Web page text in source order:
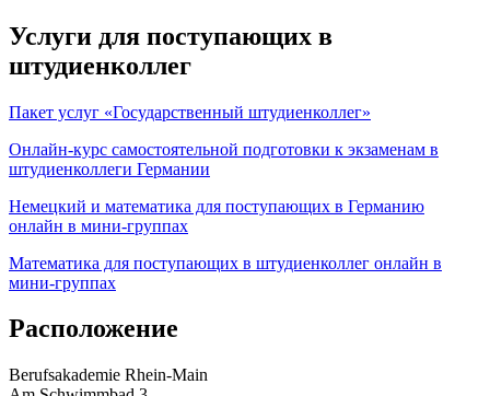
Услуги для поступающих в
штудиенколлег
Пакет услуг «Государственный штудиенколлег»
Онлайн-курс самостоятельной подготовки к экзаменам в
штудиенколлеги Германии
Немецкий и математика для поступающих в Германию
онлайн в мини-группах
Математика для поступающих в штудиенколлег онлайн в
мини-группах
Расположение
Berufsakademie Rhein-Main